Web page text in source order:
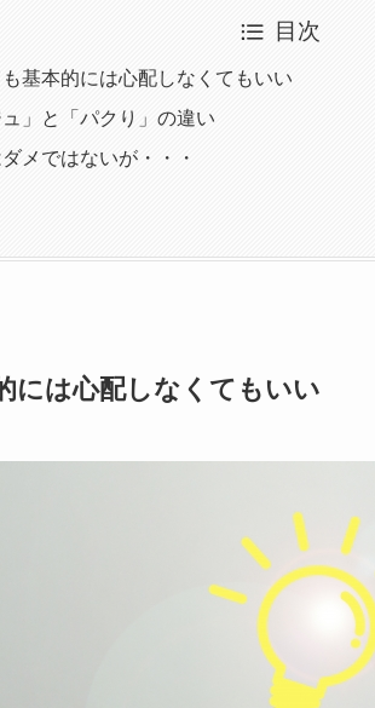
目次
基本的には心配しなくてもいい
ュ」と「パクり」の違い
メではないが・・・
には心配しなくてもいい